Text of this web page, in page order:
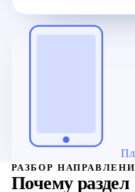
РАЗБОР
Почему раздел